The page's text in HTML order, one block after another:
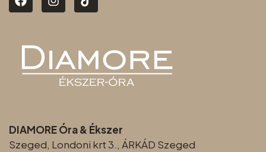
DIAMORE Óra & Ékszer
Szeged, Londoni krt 3., ÁRKÁD Szeged